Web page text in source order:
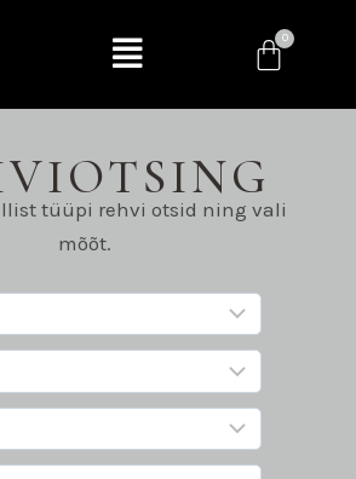
tüüpi rehvi otsid ning vali
mõõt.